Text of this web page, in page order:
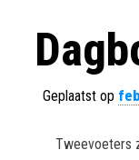
Geplaatst op
Tweevoeters